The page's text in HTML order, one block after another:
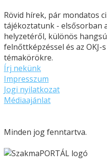
Rövid hírek, pár mondatos
tájékoztatunk - elsősorban
helyzetéről, különös
felnőttképzéssel és az OKJ-
témakörökre.
Írj nekünk
Impresszum
Jogi nyilatkozat
Médiaajánlat
Minden jog fenntartva.